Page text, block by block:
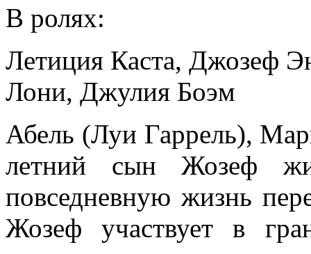
В ролях:
Летиция Каста, Джозеф
Лони, Джулия Боэм
Абель (Луи Гаррель),
летний сын Жозеф
повседневную жизнь
Жозеф участвует в